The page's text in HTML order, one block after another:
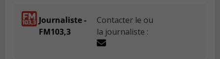
Journaliste -
FM103,3
Contacter le ou
la journaliste :